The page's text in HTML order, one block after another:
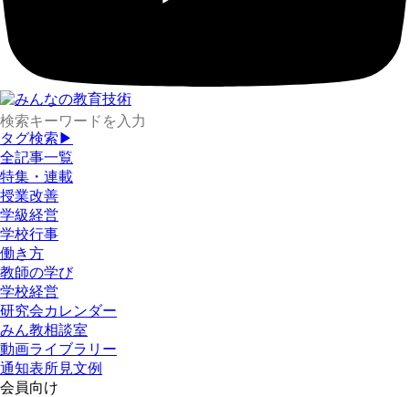
タグ検索▶
全記事一覧
特集・連載
授業改善
学級経営
学校行事
働き方
教師の学び
学校経営
研究会カレンダー
みん教相談室
動画ライブラリー
通知表所見文例
会員向け